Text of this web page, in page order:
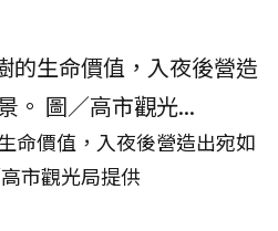
命價值，入夜後營造出宛如
市觀光局提供